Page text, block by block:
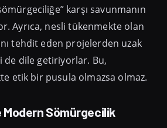
karşı savunmanın
Ayrıca, nesli tükenmekte olan
tehdit eden projelerden uzak
de dile getiriyorlar. Bu,
etik bir pusula olmazsa olmaz.
Modern Sömürgecilik